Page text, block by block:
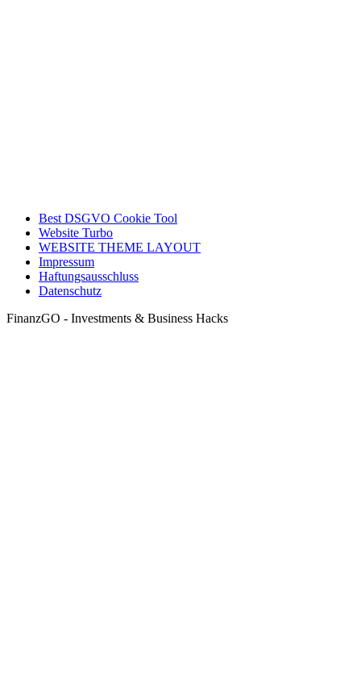
Best DSGVO Cookie Tool
Website Turbo
WEBSITE THEME LAYOUT
Impressum
Haftungsausschluss
Datenschutz
FinanzGO - Investments & Business Hacks